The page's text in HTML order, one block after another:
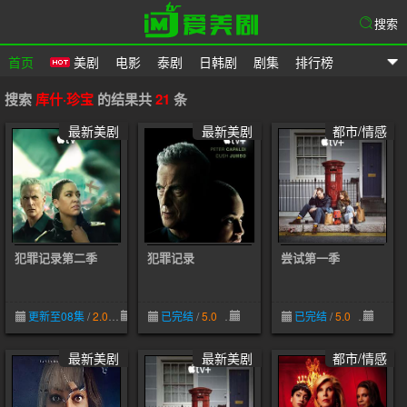
爱美剧
首页 美剧 电影 泰剧 日韩剧 剧集 排行榜
搜索
搜索 库什·珍宝 的结果共21 条
最新美剧
犯罪记录第二季
更新至08集/2.0 06-12
最新美剧
犯罪记录
已完结/5.0
都市/情感
尝试第一季
已完结/5.0
最新美剧 最新美剧 都市/情感